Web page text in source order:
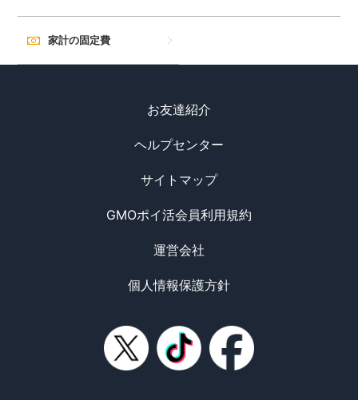
家計の固定費
お友達紹介
ヘルプセンター
サイトマップ
GMOポイ活会員利用規約
運営会社
個人情報保護方針